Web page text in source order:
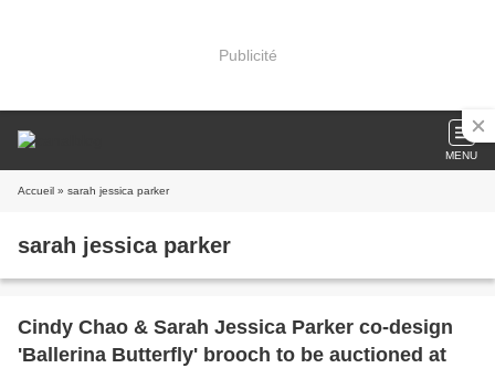
Publicité
MENU
Accueil » sarah jessica parker
sarah jessica parker
Cindy Chao & Sarah Jessica Parker co-design
'Ballerina Butterfly' brooch to be auctioned at